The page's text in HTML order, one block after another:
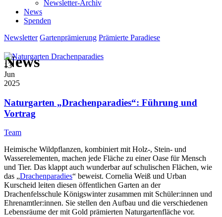
Newsletter-Archiv
News
Spenden
Newsletter Gartenprämierung Prämierte Paradiese
News
13
Jun
2025
Naturgarten „Drachenparadies“: Führung und
Vortrag
Team
Heimische Wildpflanzen, kombiniert mit Holz-, Stein- und
Wasserelementen, machen jede Fläche zu einer Oase für Mensch
und Tier. Das klappt auch wunderbar auf schulischen Flächen, wie
das „Drachenparadies“ beweist. Cornelia Weiß und Urban
Kurscheid leiten diesen öffentlichen Garten an der
Drachenfelsschule Königswinter zusammen mit Schüler:innen und
Ehrenamtler:innen. Sie stellen den Aufbau und die verschiedenen
Lebensräume der mit Gold prämierten Naturgartenfläche vor.